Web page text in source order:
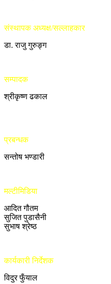
संस्थापक अध्यक्ष/सल्लाहकार
डा. राजु गुरुङ्ग
सम्पादक
श्रीकृष्ण ढकाल
प्रबन्धक
सन्तोष भण्डारी
मल्टीमिडिया
आदित गौतम
सुजित पुडासैनी
सुभाष श्रेष्ठ
कार्यकारी निर्देशक
विदुर फुँयाल